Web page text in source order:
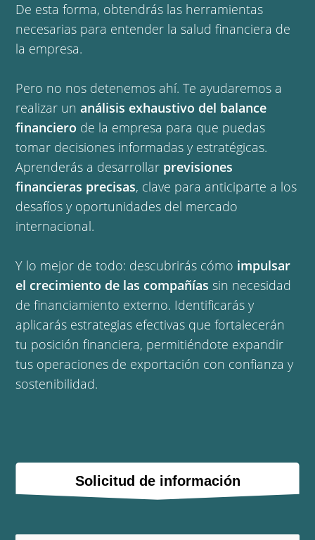
De esta forma, obtendrás las herramientas
necesarias para entender la salud financiera de
la empresa.
Pero no nos detenemos ahí. Te ayudaremos a
realizar unanálisis exhaustivo del balance
financiero de la empresa para que puedas
tomar decisiones informadas y estratégicas.
Aprenderás a desarrollar previsiones
financieras precisas, clave para anticiparte a los
desafíos y oportunidades del mercado
internacional.
Y lo mejor de todo: descubrirás cómo impulsar
el crecimiento de las compañías sin necesidad
de financiamiento externo. Identificarás y
aplicarás estrategias efectivas que fortalecerán
tu posición financiera, permitiéndote expandir
tus operaciones de exportación con confianza y
sostenibilidad.
Solicitud de información